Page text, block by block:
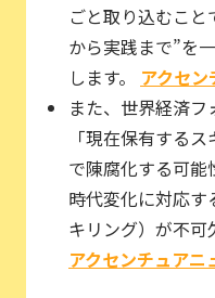
ごと取り込むこ
から実践まで”を
します。 アクセ
また、世界経済フ
「現在保有する
で陳腐化する可
時代変化に対応
キリング）が不可
アクセンチュアニ